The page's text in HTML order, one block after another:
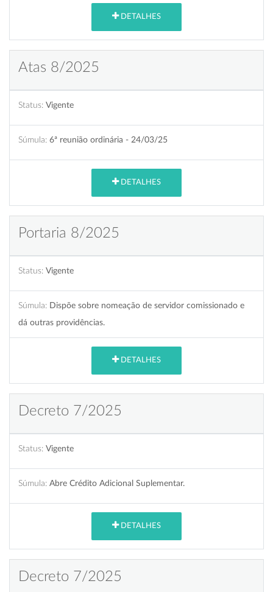
DETALHES
Atas 8/2025
Status: Vigente
Súmula: 6ª reunião ordinária - 24/03/25
DETALHES
Portaria 8/2025
Status: Vigente
Súmula: Dispõe sobre nomeação de servidor comissionado e
dá outras providências.
DETALHES
Decreto 7/2025
Status: Vigente
Súmula: Abre Crédito Adicional Suplementar.
DETALHES
Decreto 7/2025